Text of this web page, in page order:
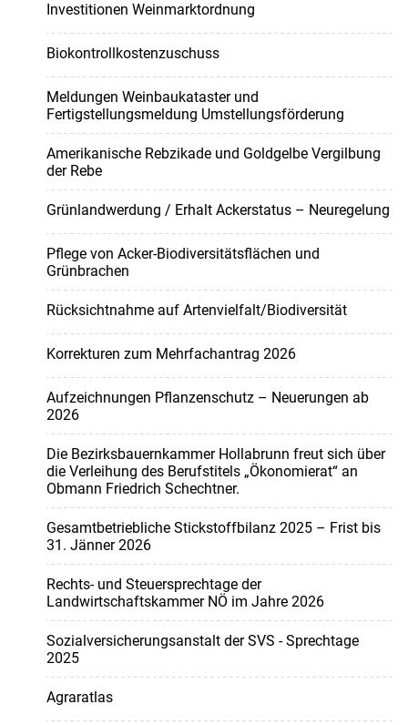
Investitionen Weinmarktordnung
Biokontrollkostenzuschuss
Meldungen Weinbaukataster und
Fertigstellungsmeldung Umstellungsförderung
Amerikanische Rebzikade und Goldgelbe Vergilbung
der Rebe
Grünlandwerdung / Erhalt Ackerstatus – Neuregelung
Pflege von Acker-Biodiversitätsflächen und
Grünbrachen
Rücksichtnahme auf Artenvielfalt/Biodiversität
Korrekturen zum Mehrfachantrag 2026
Aufzeichnungen Pflanzenschutz – Neuerungen ab
2026
Die Bezirksbauernkammer Hollabrunn freut sich über
die Verleihung des Berufstitels „Ökonomierat“ an
Obmann Friedrich Schechtner.
Gesamtbetriebliche Stickstoffbilanz 2025 – Frist bis
31. Jänner 2026
Rechts- und Steuersprechtage der
Landwirtschaftskammer NÖ im Jahre 2026
Sozialversicherungsanstalt der SVS - Sprechtage
2025
Agraratlas